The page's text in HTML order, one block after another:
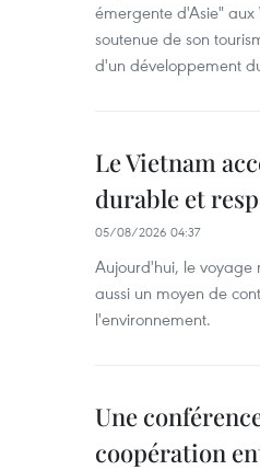
émergente d'Asie"
soutenue de son
d'un développement
Le Vietnam
durable et
05/08/2026 04:37
Aujourd'hui, le voyage
aussi un moyen de
l'environnement.
Une
coopération